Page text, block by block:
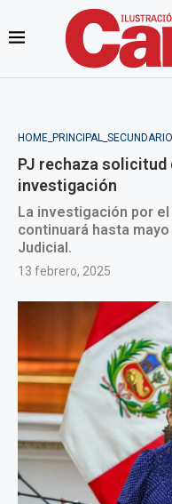
HOME_PRINCIPAL_SECUNDARIO
PJ rechaza solicitud
investigación
La investigación por el
continuará hasta
Judicial.
13 febrero, 2025